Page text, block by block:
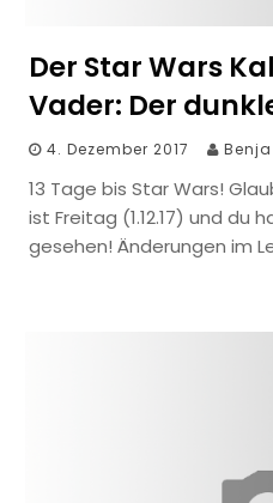
Der Star Wars
Vader: Der
4. Dezember 2017
13 Tage bis Star Wars!
ist Freitag (1.12.17) und du
gesehen! Änderungen im